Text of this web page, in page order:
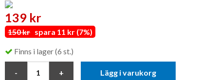
139 kr
150 kr spara 11 kr (7%)
Finns i lager (6 st.)
Lägg i varukorg